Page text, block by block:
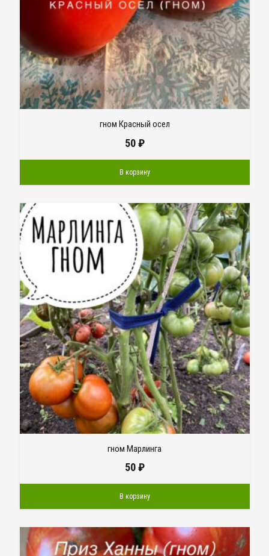
гном Красный осел
50₽
В корзину
гном Марлинга
50₽
В корзину